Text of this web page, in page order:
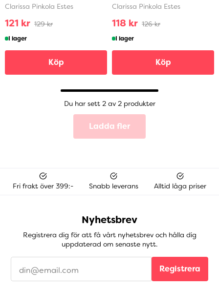
Clarissa Pinkola Estes
121 kr 129 kr
I lager
Köp
Clarissa Pinkola Estes
118 kr 126 kr
I lager
Köp
Du har sett 2 av 2 produkter
Ladda fler
Fri frakt över 399:- Snabb leverans Alltid låga priser
Nyhetsbrev
Registrera dig för att få vårt nyhetsbrev och hålla dig
uppdaterad om senaste nytt.
Registrera